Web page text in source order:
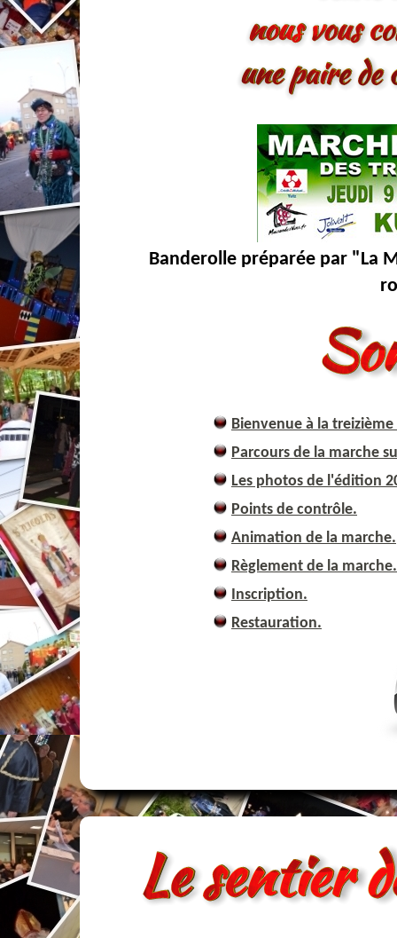
Banderolle préparée par "La
Bienvenue à la
Parcours de la marche
Les photos de l'édition
Points de contrôle.
Animation de la marche.
Règlement de la marche.
Inscription.
Restauration.